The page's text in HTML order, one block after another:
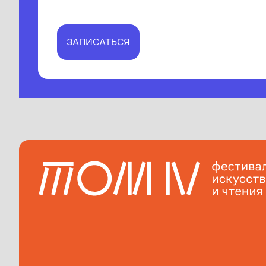
ЗАПИСАТЬСЯ